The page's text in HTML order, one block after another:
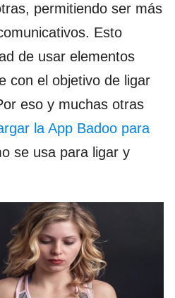
permitiendo ser más
Esto
de usar elementos
con el objetivo de ligar
eso y muchas otras
la App Badoo para
se usa para ligar y